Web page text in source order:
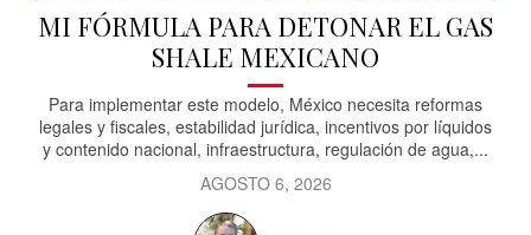
MI FÓRMULA PARA DETONAR EL GAS
SHALE MEXICANO
Para implementar este modelo, México necesita reformas
legales y fiscales, estabilidad jurídica, incentivos por líquidos
y contenido nacional, infraestructura, regulación de agua,...
AGOSTO 6, 2026